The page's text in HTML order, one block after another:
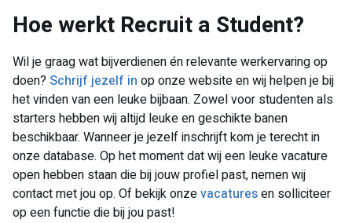
​Hoe werkt Recruit a Student?
Wil je graag wat bijverdienen én relevante werkervaring op
doen? Schrijf jezelf in op onze website en wij helpen je bij
het vinden van een leuke bijbaan. Zowel voor studenten als
starters hebben wij altijd leuke en geschikte banen
beschikbaar. Wanneer je jezelf inschrijft kom je terecht in
onze database. Op het moment dat wij een leuke vacature
open hebben staan die bij jouw profiel past, nemen wij
contact met jou op. Of bekijk onzevacaturesen solliciteer
op een functie die bij jou past!